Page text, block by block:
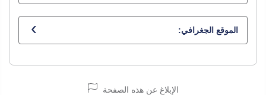
أخصائي في تقويم الاسنان
الموقع الجغرافي:
الإبلاغ عن هذه الصفحة